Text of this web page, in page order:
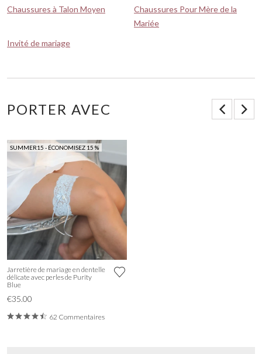
Chaussures à Talon Moyen
Chaussures Pour Mère de la
Mariée
Invité de mariage
PORTER AVEC
SUMMER15 - ÉCONOMISEZ 15 %
Jarretière de mariage en dentelle
délicate avec perles de Purity
Blue
€35.00
62 Commentaires